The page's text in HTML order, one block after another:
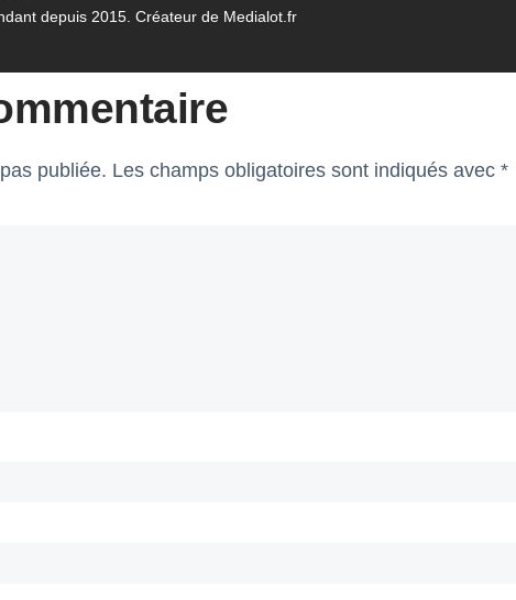
depuis 2015. Créateur de Medialot.fr
publiée. Les champs obligatoires sont indiqués avec *